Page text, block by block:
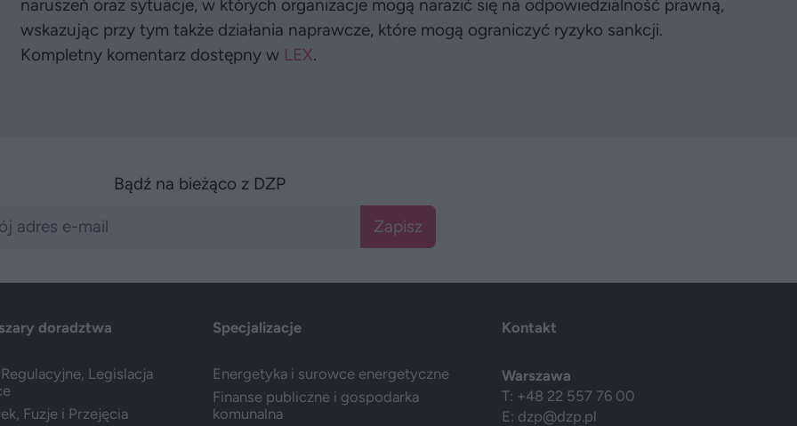
naruszeń oraz sytuacje, w których organizacje mogą narazić się na odpowiedzialność prawną,
wskazując przy tym także działania naprawcze, które mogą ograniczyć ryzyko sankcji.
Kompletny komentarz dostępny w LEX.
Bądź na bieżąco z DZP
Zapisz
doradztwa
Legislacja
Fuzje i Przejęcia
Specjalizacje
Energetyka i surowce energetyczne
Finanse publiczne i gospodarka
komunalna
Kontakt
Warszawa
T: +48 22 557 76 00
E: dzp@dzp.pl